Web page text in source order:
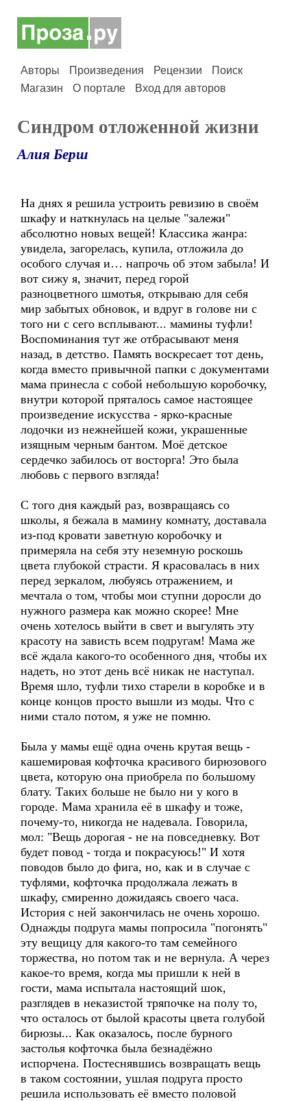
Авторы Произведения Рецензии
Поиск
Магазин
О портале Вход для авторов
Синдром отложенной жизни
Алия Берш
На днях я решила устроить ревизию в своём
шкафу и наткнулась на целые "залежи"
абсолютно новых вещей! Классика жанра:
увидела, загорелась, купила, отложила до
особого случая и… напрочь об этом забыла! И
вот сижу я, значит, перед горой
разноцветного шмотья, открываю для себя
мир забытых обновок, и вдруг в голове ни с
того ни с сего всплывают... мамины туфли!
Воспоминания тут же отбрасывают меня
назад, в детство. Память воскресает тот день,
когда вместо привычной папки с документами
мама принесла с собой небольшую коробочку,
внутри которой пряталось самое настоящее
произведение искусства - ярко-красные
лодочки из нежнейшей кожи, украшенные
изящным черным бантом. Моё детское
сердечко забилось от восторга! Это была
любовь с первого взгляда!
С того дня каждый раз, возвращаясь со
школы, я бежала в мамину комнату, доставала
из-под кровати заветную коробочку и
примеряла на себя эту неземную роскошь
цвета глубокой страсти. Я красовалась в них
перед зеркалом, любуясь отражением, и
мечтала о том, чтобы мои ступни доросли до
нужного размера как можно скорее! Мне
очень хотелось выйти в свет и выгулять эту
красоту на зависть всем подругам! Мама же
всё ждала какого-то особенного дня, чтобы их
надеть, но этот день всё никак не наступал.
Время шло, туфли тихо старели в коробке и в
конце концов просто вышли из моды. Что с
ними стало потом, я уже не помню.
Была у мамы ещё одна очень крутая вещь -
кашемировая кофточка красивого бирюзового
цвета, которую она приобрела по большому
блату. Таких больше не было ни у кого в
городе. Мама хранила её в шкафу и тоже,
почему-то, никогда не надевала. Говорила,
мол: "Вещь дорогая - не на повседневку. Вот
будет повод - тогда и покрасуюсь!" И хотя
поводов было до фига, но, как и в случае с
туфлями, кофточка продолжала лежать в
шкафу, смиренно дожидаясь своего часа.
История с ней закончилась не очень хорошо.
Однажды подруга мамы попросила "погонять"
эту вещицу для какого-то там семейного
торжества, но потом так и не вернула. А через
какое-то время, когда мы пришли к ней в
гости, мама испытала настоящий шок,
разглядев в неказистой тряпочке на полу то,
что осталось от былой красоты цвета голубой
бирюзы... Как оказалось, после бурного
застолья кофточка была безнадёжно
испорчена. Постеснявшись возвращать вещь
в таком состоянии, ушлая подруга просто
решила использовать её вместо половой